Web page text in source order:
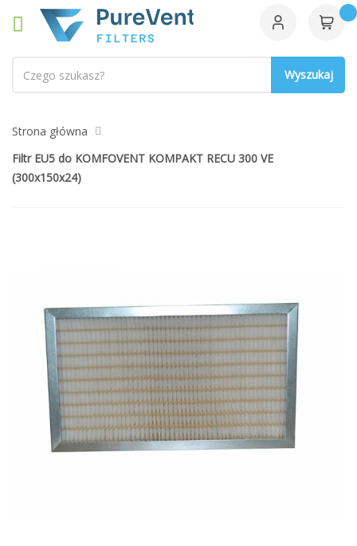
Strona główna
Filtr EU5 do KOMFOVENT KOMPAKT RECU 300 VE
(300x150x24)